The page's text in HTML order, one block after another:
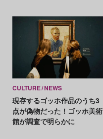
CULTURE NEWS
現存するゴッホ作品のうち3
点が偽物だった！ゴッホ美術
館が調査で明らかに